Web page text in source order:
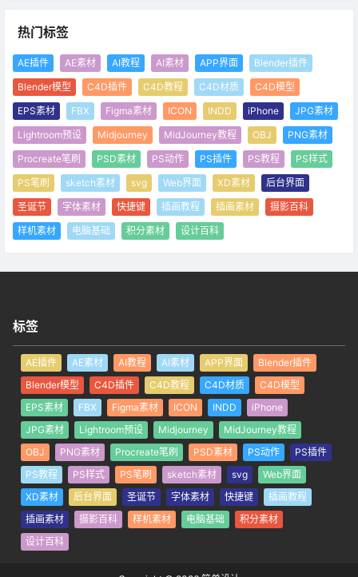
热门标签
AE插件 AE素材 AI教程 AI素材 APP界面
Blender插件
Blender模型
C4D插件 C4D教程 C4D材质
C4D模型
EPS素材
FBX Figma素材 ICON INDD iPhone
JPG素材
Lightroom预设
Midjourney MidJourney教程 OBJ
PNG素材
Procreate笔刷
PSD素材 PS动作 PS插件 PS教程
PS样式
PS笔刷
sketch素材 svg Web界面 XD素材
后台界面
圣诞节
字体素材 快捷键 插画教程 插画素材
摄影百科
样机素材
电脑基础 积分素材 设计百科
标签
AE插件 AE素材 AI教程 AI素材 APP界面
Blender插件
Blender模型
C4D插件 C4D教程 C4D材质
C4D模型
EPS素材
FBX Figma素材 ICON INDD
iPhone
JPG素材
Lightroom预设 Midjourney
MidJourney教程
OBJ
PNG素材 Procreate笔刷 PSD素材 PS动作
PS插件
PS教程
PS样式 PS笔刷 sketch素材 svg
Web界面
XD素材
后台界面 圣诞节 字体素材 快捷键
插画教程
插画素材
摄影百科 样机素材 电脑基础
积分素材
设计百科